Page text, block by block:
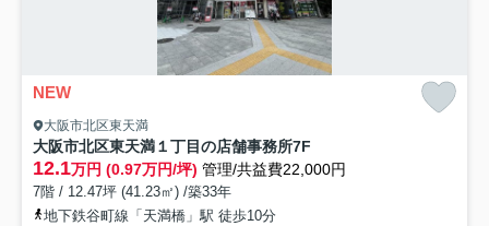
NEW
大阪市北区東天満
大阪市北区東天満１丁目の店舗事務所7F
12.1万円 (0.97万円/坪) 管理/共益費22,000円
7階 / 12.47坪 (41.23㎡) /築33年
地下鉄谷町線「天満橋」駅 徒歩10分